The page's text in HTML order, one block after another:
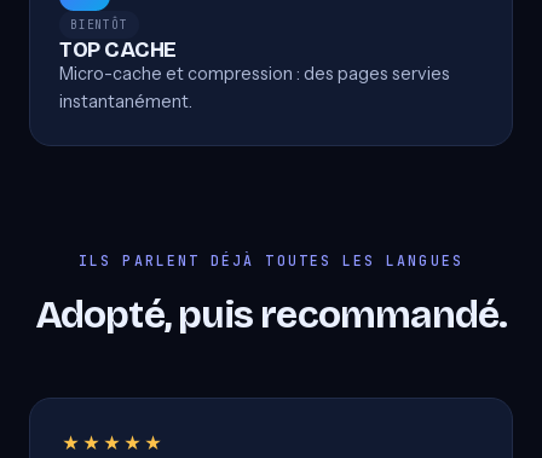
BIENTÔT
TOP CACHE
Micro-cache et compression : des pages servies
instantanément.
ILS PARLENT DÉJÀ TOUTES LES LANGUES
Adopté, puis recommandé.
★★★★★